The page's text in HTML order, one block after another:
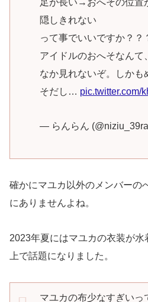
隠しきれない
って事でいいですか？？
アイドルのおへそなんて
なか見れないぞ。しかも
そだし… pic.twitter.com/
— らんらん
確かにマユカ以外のメンバーの
にありませんよね。
2023年夏にはマユカの衣装が水
上で話題になりました。
マユカの布少なすぎいっ